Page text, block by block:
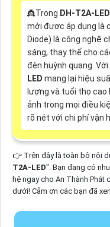
👸Trong DH-T2A-
mới được áp dụng là
Diode) là công nghệ
sáng, thay thế cho
đèn huỳnh quang. Với
LED mang lại hiệu
lượng và tuổi thọ
ảnh trong mọi điều
rõ nét với chi phí vận
👉 Trên đây là toàn bộ nội
T2A-LED". Bạn đang có
hệ ngay cho An Thành
dưới! Cảm ơn các bạn đã